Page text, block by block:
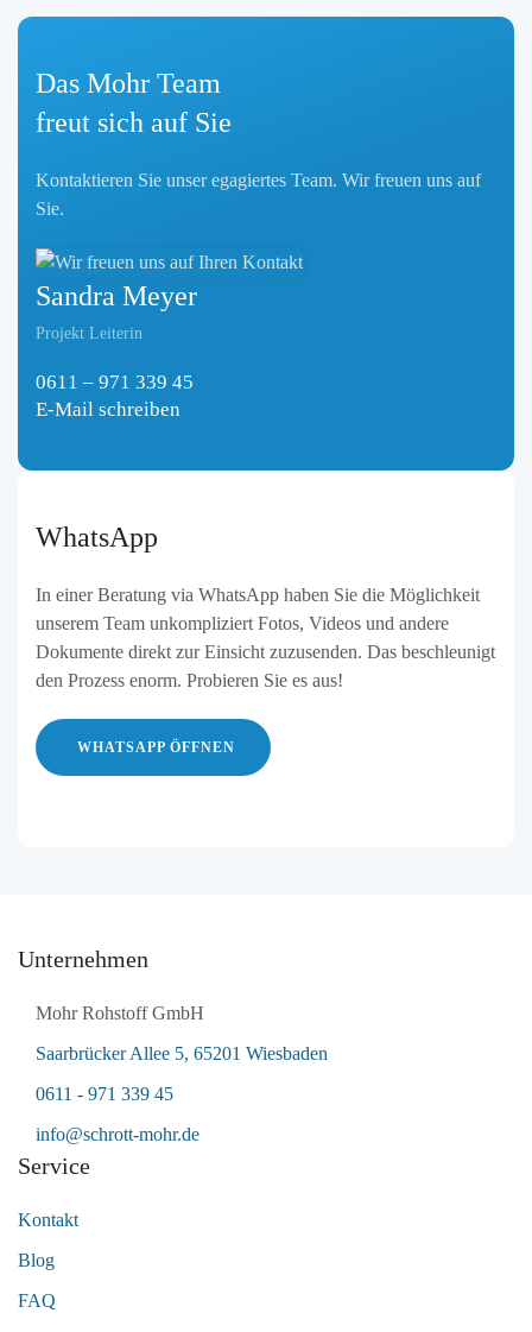
Das Mohr Team
freut sich auf Sie
Kontaktieren Sie unser egagiertes Team. Wir freuen uns auf
Sie.
Sandra Meyer
Projekt Leiterin
0611 – 971 339 45
E-Mail schreiben
WhatsApp
In einer Beratung via WhatsApp haben Sie die Möglichkeit
unserem Team unkompliziert Fotos, Videos und andere
Dokumente direkt zur Einsicht zuzusenden. Das beschleunigt
den Prozess enorm. Probieren Sie es aus!
WHATSAPP ÖFFNEN
Unternehmen
Mohr Rohstoff GmbH
Saarbrücker Allee 5, 65201 Wiesbaden
0611 - 971 339 45
info@schrott-mohr.de
Service
Kontakt
Blog
FAQ